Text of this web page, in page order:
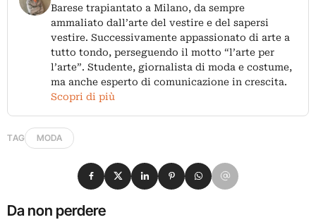
Barese trapiantato a Milano, da sempre
ammaliato dall’arte del vestire e del sapersi
vestire. Successivamente appassionato di arte a
tutto tondo, perseguendo il motto “l’arte per
l’arte”. Studente, giornalista di moda e costume,
ma anche esperto di comunicazione in crescita.
Scopri di più
TAG MODA
Da non perdere
Condividi su Facebook
Condividi su X
Condividi su LinkedIn
Condividi su Pinterest
Condividi su WhatsApp
Condividi su Email